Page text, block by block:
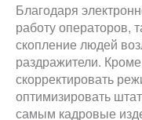
Благодаря
работу операторов,
скопление людей
раздражители.
скорректировать
оптимизировать
самым кадровые